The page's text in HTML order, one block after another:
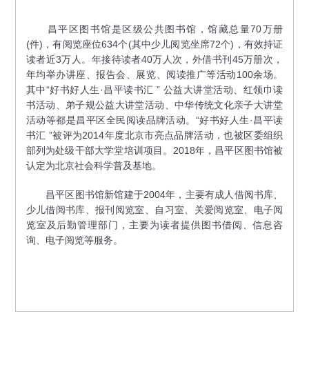
科普活动
昌平区图书馆是区级公共图书馆，馆藏总量70万册
(件)，有阅览座位634个(其中少儿阅览坐席72个)，有效持证
读者近3万人。年接待读者40万人次，外借书刊45万册次，
年均举办讲座、报告会、展览、阅读推广等活动100余场。
其中“好书好人生·昌平读书汇 ” 公益大讲堂活动、红领巾读
书活动、弟子规公益大讲堂活动、中华传统文化亲子大讲堂
活动等都是昌平区全民阅读品牌活动。“好书好人生·昌平读
书汇 ”被评为2014年度北京市亮点品牌活动，也被区委组织
部列为处级干部大学堂培训项目。2018年，昌平区图书馆被
认定为北京社会科学普及基地。
昌平区图书馆新馆建于2004年，主要有成人借阅书库、
少儿借阅书库、报刊阅览室、自习室、关爱阅览室、电子阅
览室及后勤管理部门，主要为读者提供图书借阅、信息咨
询、电子阅览等服务。